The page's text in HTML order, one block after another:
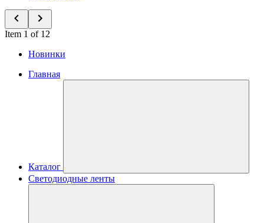
Item 1 of 12
Новинки
Главная
Каталог
Светодиодные ленты